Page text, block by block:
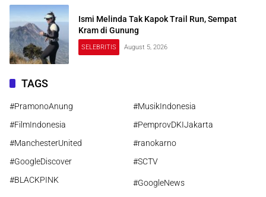
Ismi Melinda Tak Kapok Trail Run, Sempat
Kram di Gunung
SELEBRITIS August 5, 2026
TAGS
#PramonoAnung
#MusikIndonesia
#FilmIndonesia
#PemprovDKIJakarta
#ManchesterUnited
#ranokarno
#GoogleDiscover
#SCTV
#BLACKPINK
#GoogleNews